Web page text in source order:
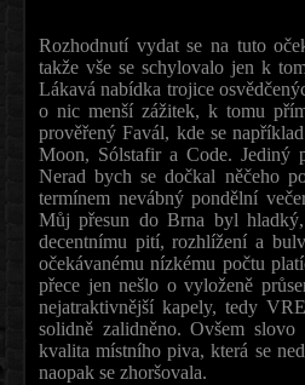
Rozhodnutí vydat se na tuto
takže vše se schylovalo jen k
Lákavá nabídka trojice
o nic menší zážitek, k tomu
prověřený Favál, kde se
Moon, Sólstafir a Code. Jediný
Nerad bych se dočkal něčeho
termínem nevábný pondělní
Můj přesun do Brna byl
decentnímu pití, rozhlížení a
očekávanému nízkému počtu
přece jen nešlo o vyloženě
nejatraktivnější kapely, tedy
solidně zalidněno. Ovšem
kvalita místního piva, která se
naopak se zhoršovala.